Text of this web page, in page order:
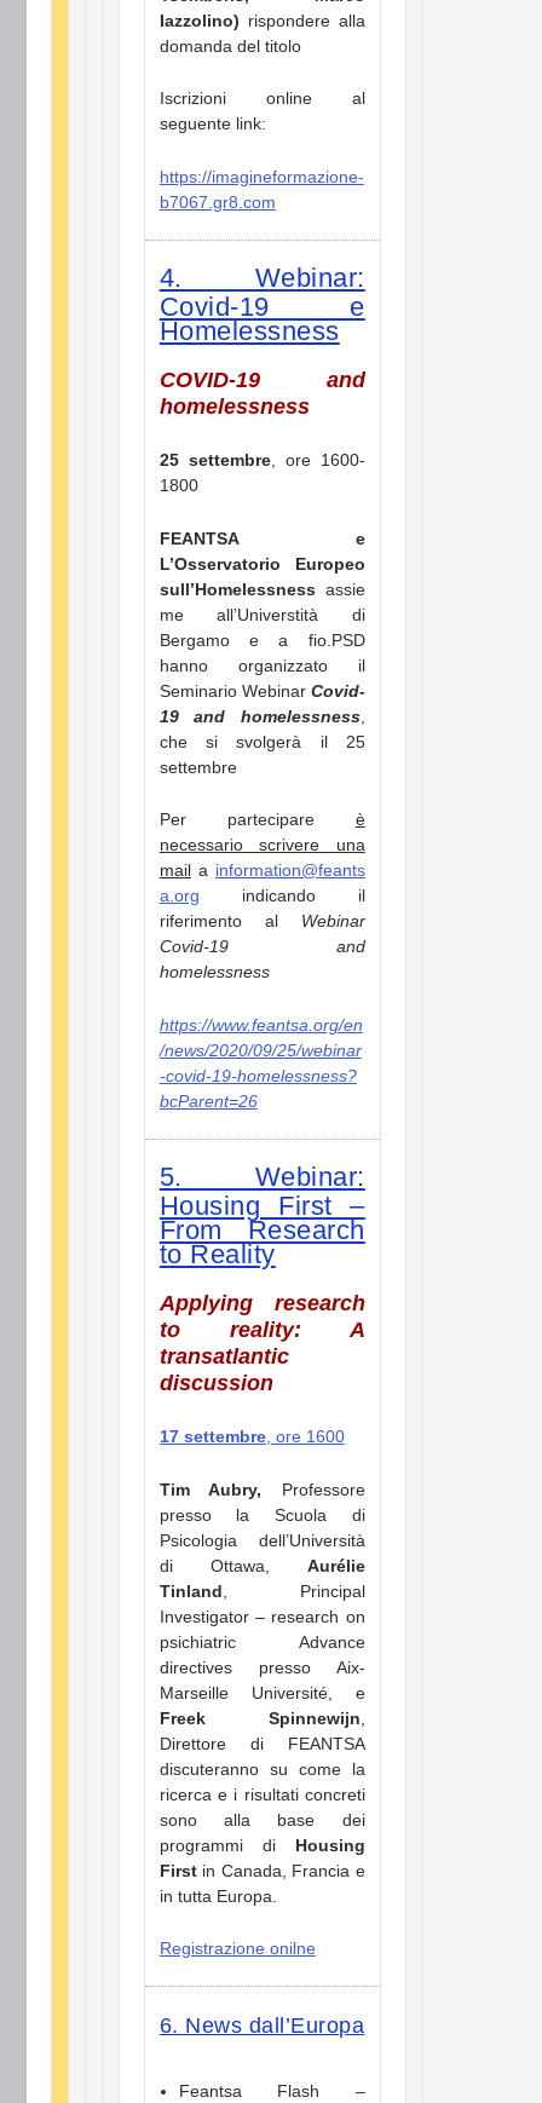
Iazzolino) rispondere alla
domanda del titolo
Iscrizioni online al
seguente link:
https://imagineformazione-
b7067.gr8.com
4. Webinar:
Covid-19 e
Homelessness
COVID-19 and
homelessness
25 settembre, ore 1600-
1800
FEANTSA e
L’Osservatorio Europeo
sull’Homelessness assie
me all’Universtità di
Bergamo e a fio.PSD
hanno organizzato il
Seminario Webinar Covid-
19 and homelessness,
che si svolgerà il 25
settembre
Per partecipare è
necessario scrivere una
maila information@feants
a.org indicando il
riferimento al Webinar
Covid-19 and
homelessness
https://www.feantsa.org/en
/news/2020/09/25/webinar
-covid-19-homelessness?
bcParent=26
5. Webinar:
Housing First –
From Research
to Reality
Applying research
to reality: A
transatlantic
discussion
17 settembre, ore 1600
Tim Aubry, Professore
presso la Scuola di
Psicologia dell’Università
di Ottawa, Aurélie
Tinland , Principal
Investigator – research on
psichiatric Advance
directives presso Aix-
Marseille Université, e
Freek Spinnewijn
Direttore di FEANTSA
discuteranno su come la
ricerca e i risultati concreti
sono alla base dei
programmi di Housing
Firstin Canada, Francia e
in tutta Europa.
Registrazione onilne
6. News dall’Europa
Feantsa Flash –